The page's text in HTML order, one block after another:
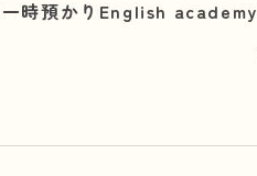
一時預かり English academy